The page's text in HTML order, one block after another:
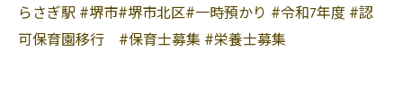
らさぎ駅 #堺市#堺市北区#一時預かり #令和7年度 #認
可保育園移行 #保育士募集 #栄養士募集